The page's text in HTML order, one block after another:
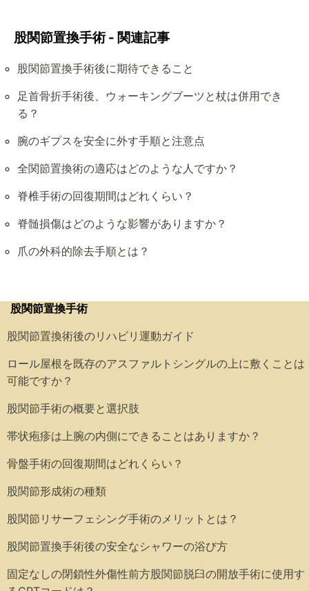
股関節置換手術 - 関連記事
股関節置換手術後に期待できること
足首骨折手術後、ウォーキングブーツと杖は併用でき
る？
腕のギプスを安全に外す手順と注意点
全関節置換術の適応はどのような人ですか？
脊椎手術の回復期間はどれくらい？
脊髄損傷はどのような影響がありますか？
爪の外科的除去手順とは？
股関節置換手術
股関節置換術後のリハビリ運動ガイド
ロール屋根を既存のアスファルトシングルの上に敷くことは
可能ですか？
股関節手術の概要と選択肢
帯状疱疹は上腕の内側にできることはありますか？
骨盤手術の回復期間はどれくらい？
股関節形成術の種類
股関節リサーフェシング手術のメリットとは？
股関節置換手術後の安全なシャワーの浴び方
固定なしの閉鎖性外傷性前方股関節脱臼の開放手術に使用す